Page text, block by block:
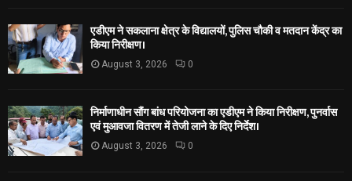
एडीएम ने सकलाना क्षेत्र के विद्यालयों, पुलिस चौकी व मतदान केंद्र का
किया निरीक्षण।
August 3, 2026 0
निर्माणाधीन सौंग बांध परियोजना का एडीएम ने किया निरीक्षण, पुनर्वास
एवं मुआवजा वितरण में तेजी लाने के दिए निर्देश।
August 3, 2026 0